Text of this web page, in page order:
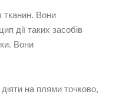
тканин. Вони
дії таких засобів
Вони
на плями точково,